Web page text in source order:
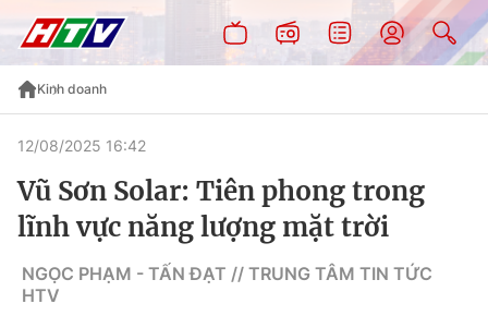
Kinh doanh
12/08/2025 16:42
Vũ Sơn Solar: Tiên phong trong
lĩnh vực năng lượng mặt trời
NGỌC PHẠM - TẤN ĐẠT // TRUNG TÂM TIN TỨC
HTV